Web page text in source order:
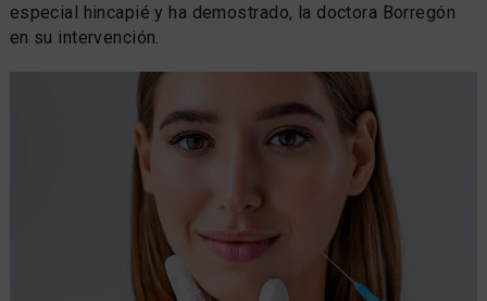
especial hincapié y ha demostrado, la doctora Borregón
en su intervención.